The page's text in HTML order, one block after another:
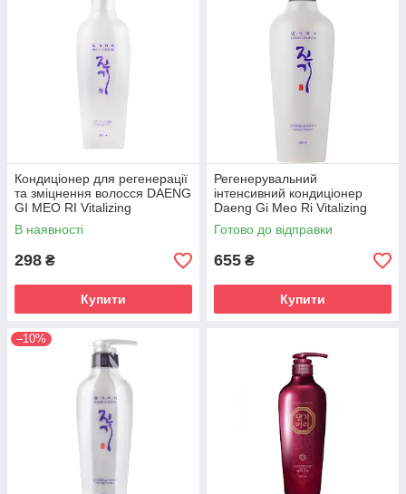
Кондиціонер для регенерації
та зміцнення волосся DAENG
GI MEO RI Vitalizing
Treatment, 145 мл
В наявності
298 ₴
Купити
Регенерувальний
інтенсивний кондиціонер
Daeng Gi Meo Ri Vitalizing
Treatment 500 ml
Готово до відправки
655 ₴
Купити
–10%